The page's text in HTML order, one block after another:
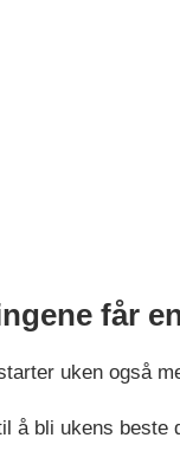
får
uken også
å bli ukens beste